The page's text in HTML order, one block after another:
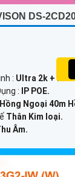
DS-
: Ultra 2k + .
:
IP POE.
Hồng Ngoại 40m
Thân Kim loại.
Âm.